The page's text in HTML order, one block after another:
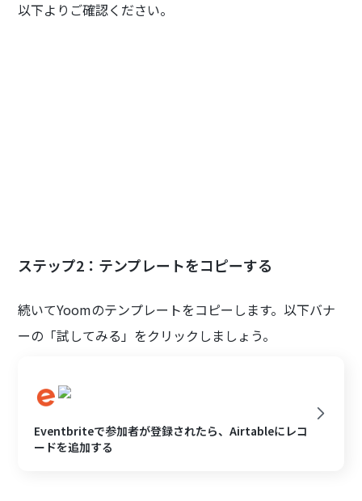
以下よりご確認ください。
ステップ2：テンプレートをコピーする
続いてYoomのテンプレートをコピーします。以下バナ
ーの「試してみる」をクリックしましょう。
Eventbriteで参加者が登録されたら、Airtableにレコ
ードを追加する